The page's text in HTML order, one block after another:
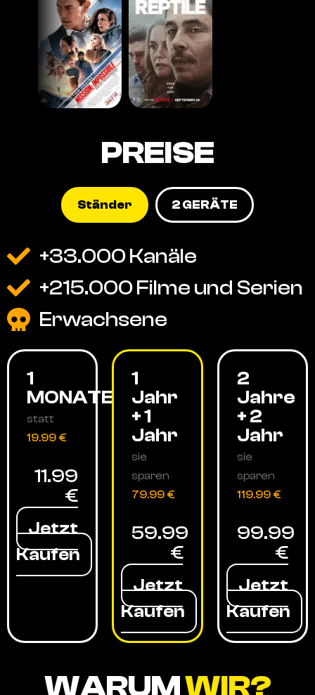
PREISE
Ständer 2 GERÄTE
+33.000 Kanäle
+215.000 Filme und Serien
Erwachsene
1
MONATE
statt
19.99 €
11.99
€
Jetzt
Kaufen
1
Jahr
+ 1
Jahr
sie
sparen
79.99 €
59.99
€
Jetzt
Kaufen
2
Jahre
+ 2
Jahr
sie
sparen
119.99 €
99.99
€
Jetzt
Kaufen
WARUMWIR?